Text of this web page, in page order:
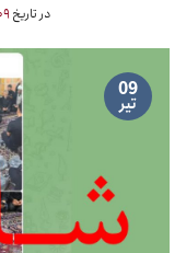
در تاریخ
09
تیر